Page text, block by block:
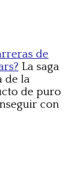
de
La saga
de la
de puro
con